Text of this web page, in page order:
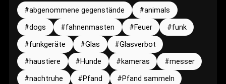
abgenommene gegenstände
animals
dogs
fahnenmasten Feuer
funk
funkgeräte
Glas
Glasverbot
haustiere
Hunde kameras
messer
nachtruhe
Pfand
Pfand sammeln